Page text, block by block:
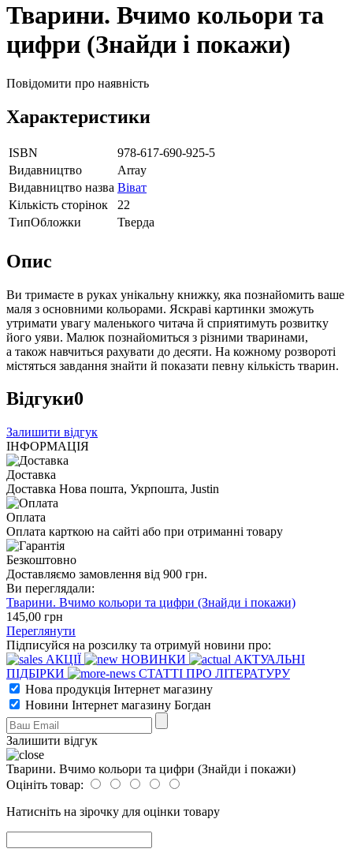
Тварини. Вчимо кольори та
цифри (Знайди і покажи)
Повідомити про наявність
Характеристики
ISBN
978-617-690-925-5
Видавництво
Array
Видавництво назва Віват
Кількість сторінок
22
ТипОбложки
Тверда
Опис
Ви тримаєте в руках унікальну книжку, яка познайомить ваше
маля з основними кольорами. Яскраві картинки зможуть
утримати увагу маленького читача й сприятимуть розвитку
його уяви. Малюк познайомиться з різними тваринами,
а також навчиться рахувати до десяти. На кожному розвороті
містяться завдання знайти й показати певну кількість тварин.
Відгуки0
Залишити відгук
ІНФОРМАЦІЯ
Доставка
Доставка Нова пошта, Укрпошта, Justin
Оплата
Оплата карткою на сайті або при отриманні товару
Безкоштовно
Доставляємо замовлення від 900 грн.
Ви переглядали:
Тварини. Вчимо кольори та цифри (Знайди і покажи)
145,00 грн
Переглянути
Підписуйся на розсилку та отримуй новини про:
АКЦІЇ
НОВИНКИ
АКТУАЛЬНІ
ПІДБІРКИ
СТАТТІ ПРО ЛІТЕРАТУРУ
Нова продукція Інтернет магазину
Новини Інтернет магазину Богдан
Залишити відгук
Тварини. Вчимо кольори та цифри (Знайди і покажи)
Оцініть товар:
Натисніть на зірочку для оцінки товару